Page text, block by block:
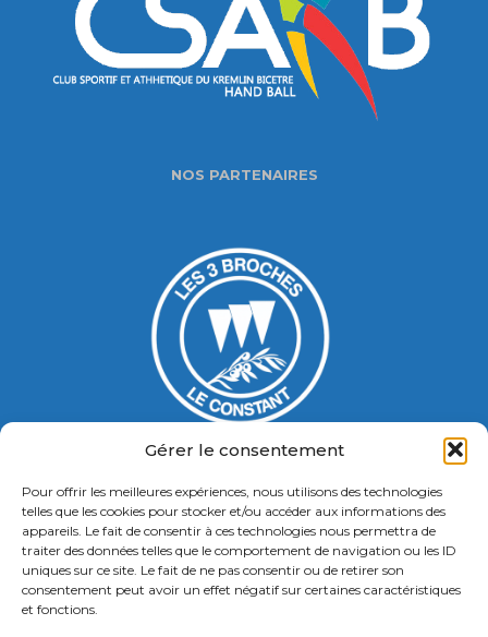
Gérer le consentement
Pour offrir les meilleures expériences, nous utilisons des technologies
telles que les cookies pour stocker et/ou accéder aux informations des
appareils. Le fait de consentir à ces technologies nous permettra de
traiter des données telles que le comportement de navigation ou les ID
uniques sur ce site. Le fait de ne pas consentir ou de retirer son
consentement peut avoir un effet négatif sur certaines caractéristiques
et fonctions.
NOS PARTENAIRES
Gymnase Jacques Ducasse
5 Bd Chastenet de Géry
Contact : 01 46 58 49 88